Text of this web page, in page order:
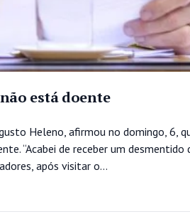
está doente
Heleno, afirmou no domingo, 6,
“Acabei de receber um
após visitar o...